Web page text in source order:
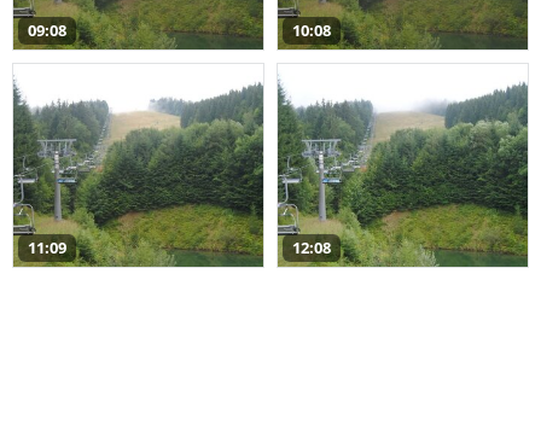
09:08 10:08
11:09 12:08